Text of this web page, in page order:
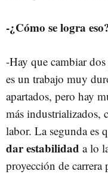
-¿Cómo se logra
-Hay que cambiar
es un trabajo muy
apartados, pero hay
más industrializados,
labor. La segunda es
dar estabilidad a lo
proyección de carrera